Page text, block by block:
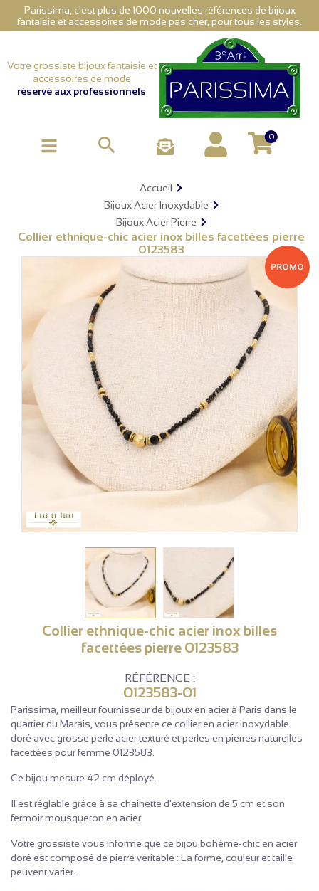
Parissima, c'est plus de 1000 nouvelles références de bijoux
fantaisie et accessoires de mode pas cher, pour tous les styles.
Votre grossiste bijoux fantaisie et
accessoires de mode
réservé aux professionnels
 0
Accueil
Bijoux Acier Inoxydable
Bijoux Acier Pierre
Collier ethnique-chic acier inox billes facettées pierre
0123583
PROMO
Collier ethnique-chic acier inox billes
facettées pierre 0123583
RÉFÉRENCE :
0123583-01
Parissima, meilleur fournisseur de bijoux en acier à Paris dans le
quartier du Marais, vous présente ce collier en acier inoxydable
doré avec grosse perle acier texturé et perles en pierres naturelles
facettées pour femme 0123583.
Ce bijou mesure 42 cm déployé.
Il est réglable grâce à sa chaînette d'extension de 5 cm et son
fermoir mousqueton en acier.
Votre grossiste vous informe que ce bijou bohème-chic en acier
doré est composé de pierre véritable : La forme, couleur et taille
peuvent varier.